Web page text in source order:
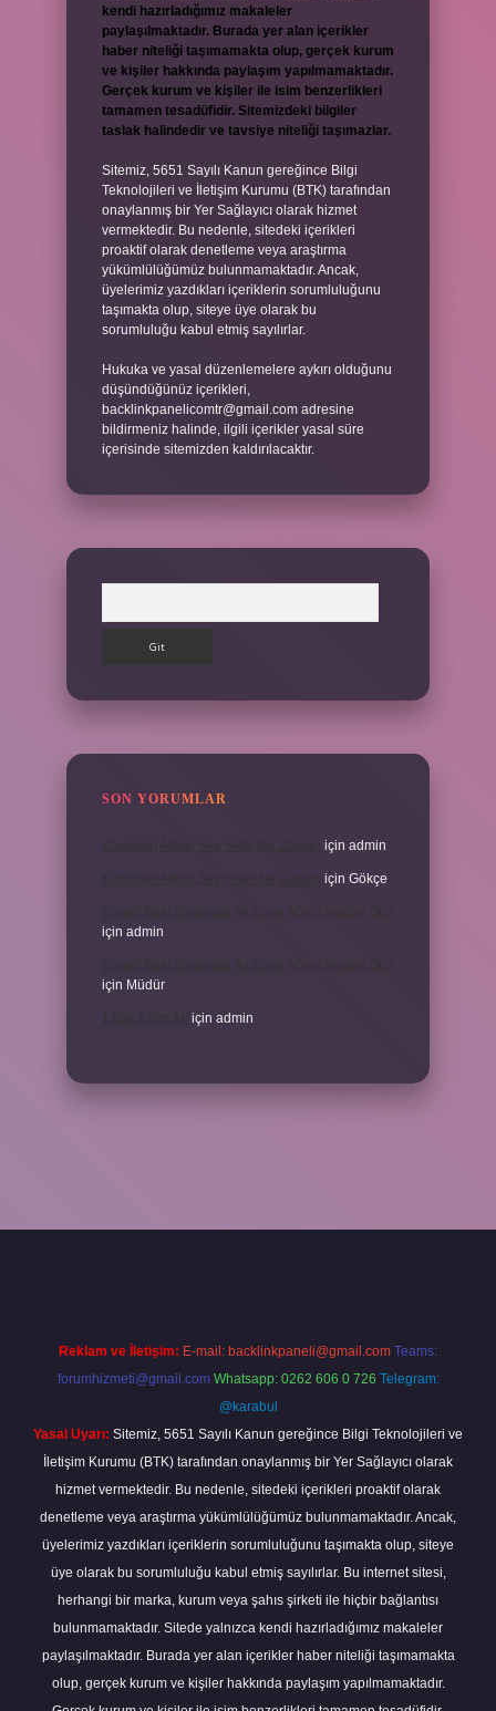
kendi hazırladığımız makaleler
paylaşılmaktadır. Burada yer alan içerikler
haber niteliği taşımamakta olup, gerçek kurum
ve kişiler hakkında paylaşım yapılmamaktadır.
Gerçek kurum ve kişiler ile isim benzerlikleri
tamamen tesadüfidir. Sitemizdeki bilgiler
taslak halindedir ve tavsiye niteliği taşımazlar.
Sitemiz, 5651 Sayılı Kanun gereğince Bilgi
Teknolojileri ve İletişim Kurumu (BTK) tarafından
onaylanmış bir Yer Sağlayıcı olarak hizmet
vermektedir. Bu nedenle, sitedeki içerikleri
proaktif olarak denetleme veya araştırma
yükümlülüğümüz bulunmamaktadır. Ancak,
üyelerimiz yazdıkları içeriklerin sorumluluğunu
taşımakta olup, siteye üye olarak bu
sorumluluğu kabul etmiş sayılırlar.
Hukuka ve yasal düzenlemelere aykırı olduğunu
düşündüğünüz içerikleri,
backlinkpanelicomtr@gmail.com adresine
bildirmeniz halinde, ilgili içerikler yasal süre
içerisinde sitemizden kaldırılacaktır.
SON YORUMLAR
için admin
için Gökçe
için admin
için Müdür
için admin
Reklam ve İletişim: E-mail: backlinkpaneli@gmail.com Teams:
forumhizmeti@gmail.com Whatsapp: 0262 606 0 726 Telegram:
@karabul
Yasal Uyarı: Sitemiz, 5651 Sayılı Kanun gereğince Bilgi Teknolojileri ve
İletişim Kurumu (BTK) tarafından onaylanmış bir Yer Sağlayıcı olarak
hizmet vermektedir. Bu nedenle, sitedeki içerikleri proaktif olarak
denetleme veya araştırma yükümlülüğümüz bulunmamaktadır. Ancak,
üyelerimiz yazdıkları içeriklerin sorumluluğunu taşımakta olup, siteye
üye olarak bu sorumluluğu kabul etmiş sayılırlar. Bu internet sitesi,
herhangi bir marka, kurum veya şahıs şirketi ile hiçbir bağlantısı
bulunmamaktadır. Sitede yalnızca kendi hazırladığımız makaleler
paylaşılmaktadır. Burada yer alan içerikler haber niteliği taşımamakta
olup, gerçek kurum ve kişiler hakkında paylaşım yapılmamaktadır.